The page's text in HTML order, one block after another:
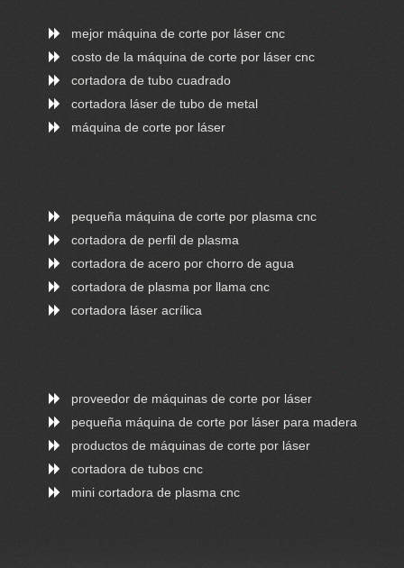
mejor máquina de corte por láser cnc
costo de la máquina de corte por láser cnc
cortadora de tubo cuadrado
cortadora láser de tubo de metal
máquina de corte por láser
pequeña máquina de corte por plasma cnc
cortadora de perfil de plasma
cortadora de acero por chorro de agua
cortadora de plasma por llama cnc
cortadora láser acrílica
proveedor de máquinas de corte por láser
pequeña máquina de corte por láser para madera
productos de máquinas de corte por láser
cortadora de tubos cnc
mini cortadora de plasma cnc